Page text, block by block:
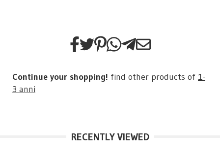
Continue your shopping! find other products of 1-
3 anni
RECENTLY VIEWED